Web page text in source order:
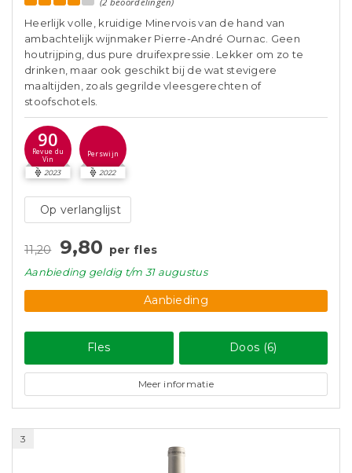
Heerlijk volle, kruidige Minervois van de hand van
ambachtelijk wijnmaker Pierre-André Ournac. Geen
houtrijping, dus pure druifexpressie. Lekker om zo te
drinken, maar ook geschikt bij de wat stevigere
maaltijden, zoals gegrilde vleesgerechten of
stoofschotels.
90
Revue du
Vin
2023
Perswijn
2022
Op verlanglijst
11,20 9,80 per fles
Aanbieding geldigt/m 31 augustus
Aanbieding
Fles Doos (6)
Meer informatie
3